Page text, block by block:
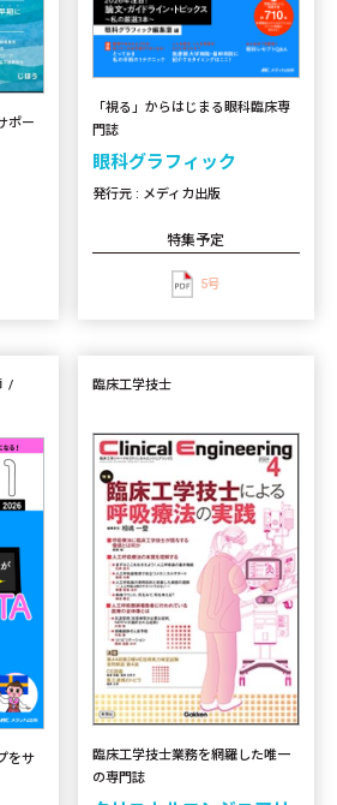
ポー
「視る」からはじまる眼科臨床専
門誌
眼科グラフィック
発行元 : メディカ出版
特集予定
5号
をサ
臨床工学技士
臨床工学技士業務を網羅した唯一
の専門誌